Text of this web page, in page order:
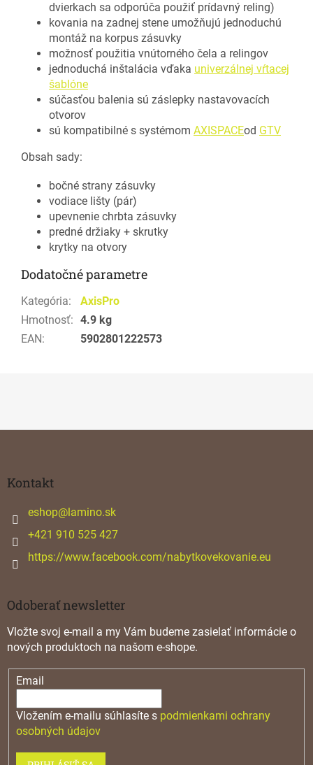
dvierkach sa odporúča použiť prídavný reling)
kovania na zadnej stene umožňujú jednoduchú
montáž na korpus zásuvky
možnosť použitia vnútorného čela a relingov
jednoduchá inštalácia vďaka univerzálnej vŕtacej
šablóne
súčasťou balenia sú záslepky nastavovacích
otvorov
sú kompatibilné s systémom AXISPACEod GTV
Obsah sady:
bočné strany zásuvky
vodiace lišty (pár)
upevnenie chrbta zásuvky
predné držiaky + skrutky
krytky na otvory
Dodatočné parametre
Kategória:
AxisPro
Hmotnosť: 4.9 kg
EAN: 5902801222573
Kontakt
eshop@ lamino.sk
+421 910 525 427
https://www.facebook.com/nabytkovekovanie.eu
Odoberať newsletter
Vložte svoj e-mail a my Vám budeme zasielať informácie o
nových produktoch na našom e-shope.
Email
Vložením e-mailu súhlasíte s podmienkami ochrany
osobných údajov